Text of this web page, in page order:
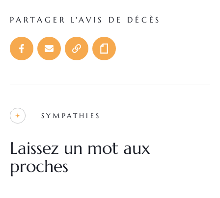
PARTAGER L'AVIS DE DÉCÈS
SYMPATHIES
Laissez un mot aux
proches